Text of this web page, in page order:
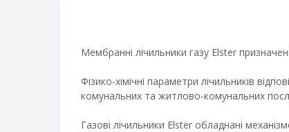
Мембранні лічильники газу Elster
Фізико-хімічні параметри лічильників
комунальних та житлово-комунальних
Газові лічильники Elster обладнані